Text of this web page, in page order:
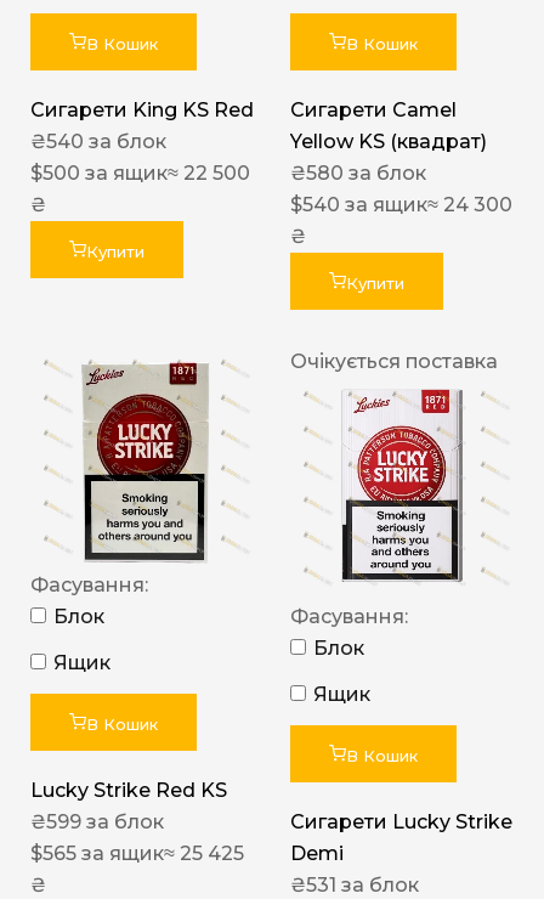
В Кошик
Сигарети King KS Red
₴540 за блок
$500 за ящик≈ 22 500
₴
Купити
В Кошик
Сигарети Camel
Yellow KS (квадрат)
₴580 за блок
$540 за ящик≈ 24 300
₴
Купити
Фасування:
Блок
Ящик
В Кошик
Lucky Strike Red KS
₴599 за блок
$565 за ящик≈ 25 425
₴
Очікується поставка
Фасування:
Блок
Ящик
В Кошик
Сигарети Lucky Strike
Demi
₴531 за блок